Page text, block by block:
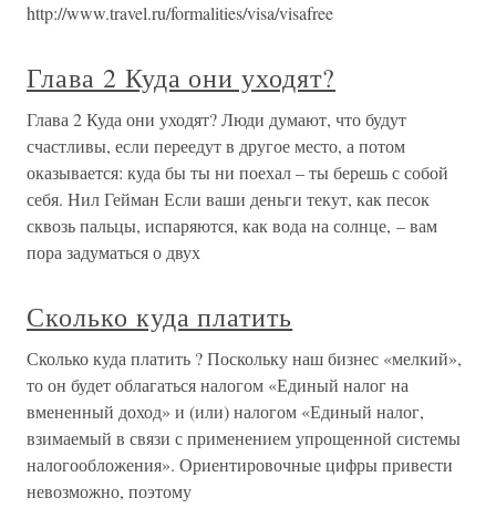
http://www.travel.ru/formalities/visa/visafree
Глава 2 Куда они уходят?
Глава 2 Куда они уходят? Люди думают, что будут
счастливы, если переедут в другое место, а потом
оказывается: куда бы ты ни поехал – ты берешь с собой
себя. Нил Гейман Если ваши деньги текут, как песок
сквозь пальцы, испаряются, как вода на солнце, – вам
пора задуматься о двух
Сколько куда платить
Сколько куда платить ? Поскольку наш бизнес «мелкий»,
то он будет облагаться налогом «Единый налог на
вмененный доход» и (или) налогом «Единый налог,
взимаемый в связи с применением упрощенной системы
налогообложения». Ориентировочные цифры привести
невозможно, поэтому